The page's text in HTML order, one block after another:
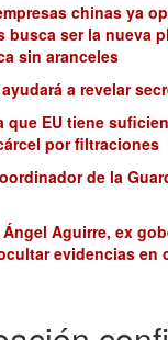
chinas ya
busca ser la nueva
sin aranceles
a revelar
que EU tiene
por filtraciones
de la
Ángel Aguirre, ex
evidencias en